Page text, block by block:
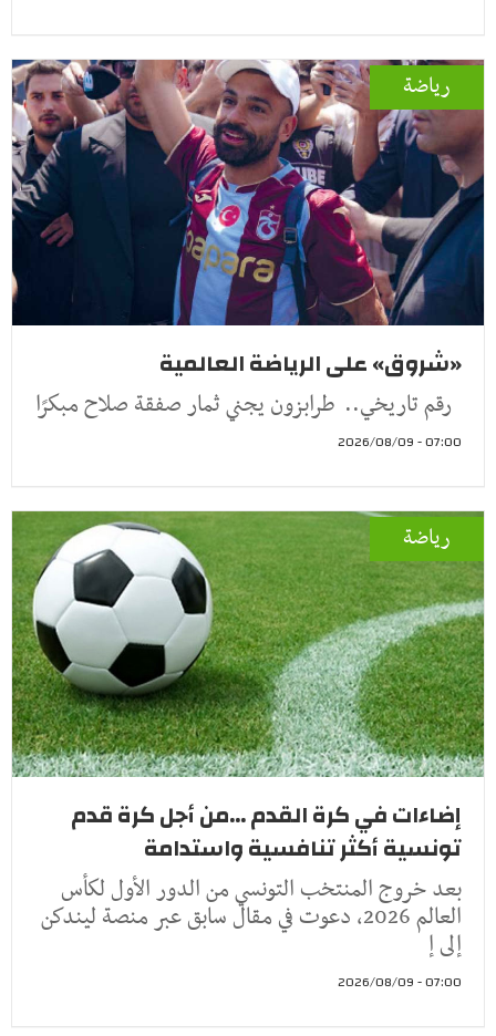
رياضة
«شروق» على الرياضة العالمية
رقم تاريخي.. طرابزون يجني ثمار صفقة صلاح مبكرًا
07:00 - 2026/08/09
رياضة
إضاءات في كرة القدم ...من أجل كرة قدم
تونسية أكثر تنافسية واستدامة
بعد خروج المنتخب التونسي من الدور الأول لكأس
العالم 2026، دعوت في مقال سابق عبر منصة ليندكن
إلى إ
07:00 - 2026/08/09